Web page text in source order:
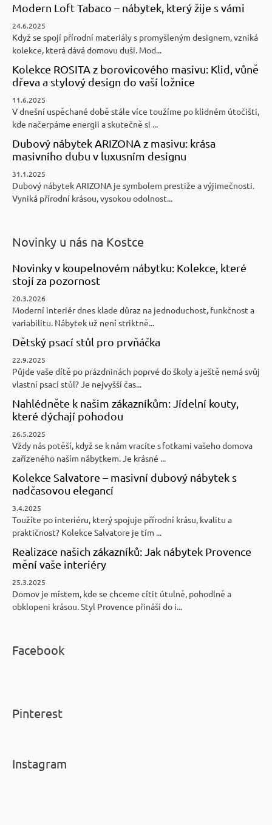
Modern Loft Tabaco – nábytek, který žije s vámi
24.6.2025
Když se spojí přírodní materiály s promyšleným designem, vzniká
kolekce, která dává domovu duši. Mod...
Kolekce ROSITA z borovicového masivu: Klid, vůně
dřeva a stylový design do vaší ložnice
11.6.2025
V dnešní uspěchané době stále více toužíme po klidném útočišti,
kde načerpáme energii a skutečně si ...
Dubový nábytek ARIZONA z masivu: krása
masivního dubu v luxusním designu
31.1.2025
Dubový nábytek ARIZONA je symbolem prestiže a výjimečnosti.
Vyniká přírodní krásou, vysokou odolnost...
Novinky u nás na Kostce
Novinky v koupelnovém nábytku: Kolekce, které
stojí za pozornost
20.3.2026
Moderní interiér dnes klade důraz na jednoduchost, funkčnost a
variabilitu. Nábytek už není striktně...
Dětský psací stůl pro prvňáčka
22.9.2025
Půjde vaše dítě po prázdninách poprvé do školy a ještě nemá svůj
vlastní psací stůl? Je nejvyšší čas...
Nahlédněte k našim zákazníkům: Jídelní kouty,
které dýchají pohodou
26.5.2025
Vždy nás potěší, když se k nám vracíte s fotkami vašeho domova
zařízeného naším nábytkem. Je krásné ...
Kolekce Salvatore – masivní dubový nábytek s
nadčasovou elegancí
3.4.2025
Toužíte po interiéru, který spojuje přírodní krásu, kvalitu a
praktičnost? Kolekce Salvatore je tím ...
Realizace našich zákazníků: Jak nábytek Provence
mění vaše interiéry
25.3.2025
Domov je místem, kde se chceme cítit útulně, pohodlně a
obklopeni krásou. Styl Provence přináší do i...
Facebook
Pinterest
Instagram